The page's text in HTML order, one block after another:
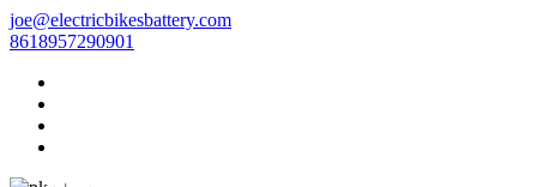
joe@electricbikesbattery.com
8618957290901